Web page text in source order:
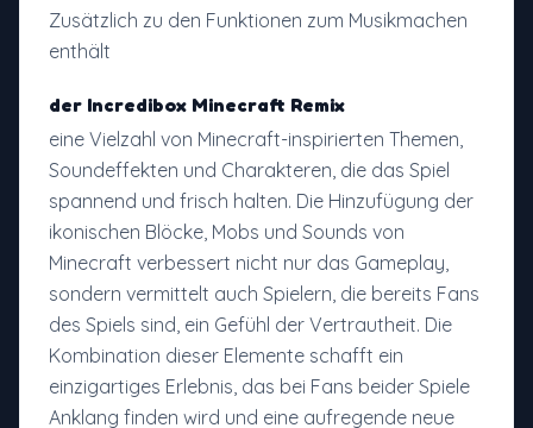
Zusätzlich zu den Funktionen zum Musikmachen
enthält
der Incredibox Minecraft Remix
eine Vielzahl von Minecraft-inspirierten Themen,
Soundeffekten und Charakteren, die das Spiel
spannend und frisch halten. Die Hinzufügung der
ikonischen Blöcke, Mobs und Sounds von
Minecraft verbessert nicht nur das Gameplay,
sondern vermittelt auch Spielern, die bereits Fans
des Spiels sind, ein Gefühl der Vertrautheit. Die
Kombination dieser Elemente schafft ein
einzigartiges Erlebnis, das bei Fans beider Spiele
Anklang finden wird und eine aufregende neue